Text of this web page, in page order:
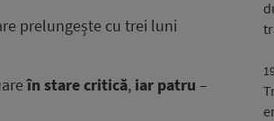
prelungește cu trei luni
în stare critică, iar patru –